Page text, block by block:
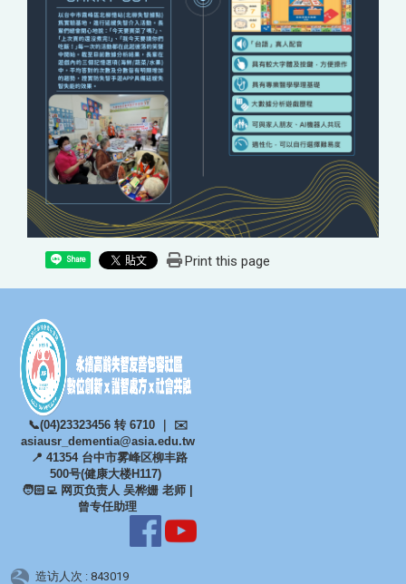
Share Print this page
📞(04)23323456 转 6710 ｜ ✉️
asiausr_dementia@asia.edu.tw
📍 41354 台中市雾峰区柳丰路
500号(健康大楼H117)
🧑🏻‍💻 网页负责人​​​ ​吴桦姗 老师 |
曾专任助理
造访人次 : 843019